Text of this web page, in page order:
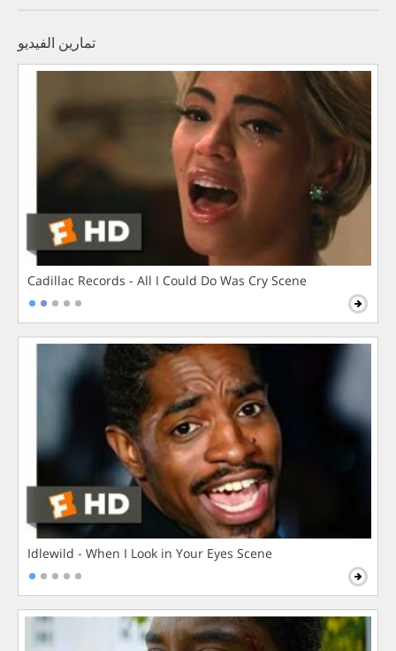
تمارين الفيديو
Cadillac Records - All I Could Do Was Cry Scene
Idlewild - When I Look in Your Eyes Scene